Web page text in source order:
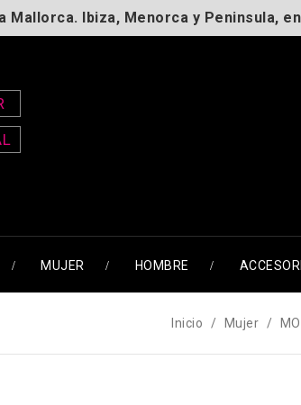
Mallorca. Ibiza, Menorca y Peninsula,
MUJER HOMBRE
Inicio Mujer